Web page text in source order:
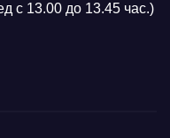
с 13.00 до 13.45 час.)